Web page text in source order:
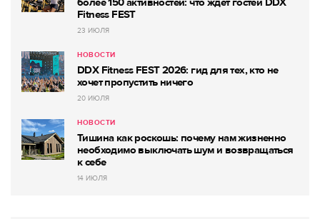
Fitness FEST
23 ИЮЛЯ
НОВОСТИ
DDX Fitness FEST 2026: гид для тех, кто не
хочет пропустить ничего
20 ИЮЛЯ
НОВОСТИ
Тишина как роскошь: почему нам жизненно
необходимо выключать шум и возвращаться
к себе
14 ИЮЛЯ